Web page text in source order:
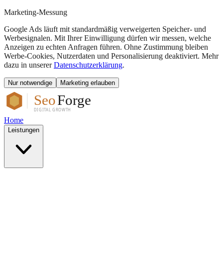
Marketing-Messung
Google Ads läuft mit standardmäßig verweigerten Speicher- und
Werbesignalen. Mit Ihrer Einwilligung dürfen wir messen, welche
Anzeigen zu echten Anfragen führen. Ohne Zustimmung bleiben
Werbe-Cookies, Nutzerdaten und Personalisierung deaktiviert. Mehr
dazu in unserer Datenschutzerklärung.
Nur notwendige Marketing erlauben
Home
Leistungen